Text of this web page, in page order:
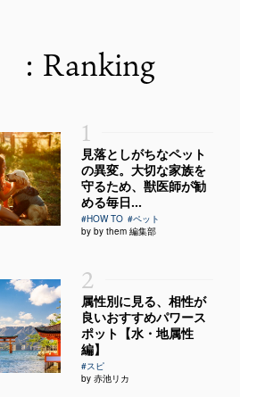
: Ranking
1
見落としがちなペット
の異変。大切な家族を
守るため、獣医師が勧
める毎日...
#HOW TO #ペット
by by them 編集部
2
属性別に見る、相性が
良いおすすめパワース
ポット【水・地属性
編】
#スピ
by 赤池リカ